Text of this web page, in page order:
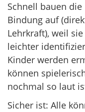
Schnell bauen
Bindung auf
Lehrkraft), weil
leichter
Kinder werden
können
nochmal so laut
Sicher ist: Alle